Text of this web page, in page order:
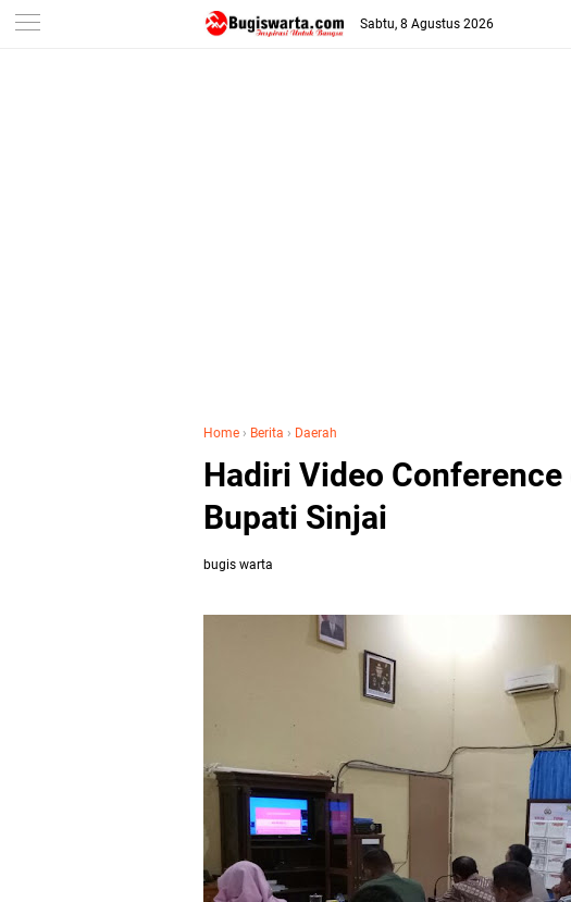
-->
Sabtu, 8 Agustus 2026
Home › Berita › Daerah
Hadiri Video
Bupati Sinjai
bugis warta